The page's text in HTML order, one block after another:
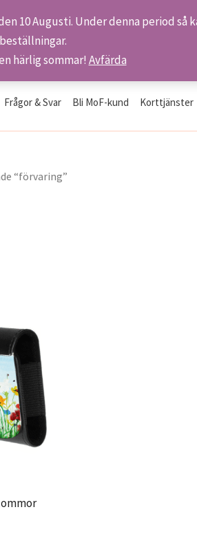
10 Augusti. Under denna period
beställningar.
härlig sommar! Avfärda
Frågor & Svar Bli MoF-kund Korttjänster
“förvaring”